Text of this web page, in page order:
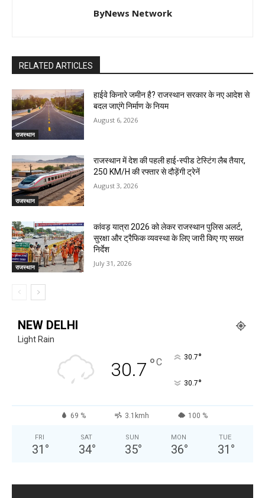
ByNews Network
RELATED ARTICLES
राजस्थान
हाईवे किनारे जमीन है? राजस्थान सरकार के नए आदेश से
बदल जाएंगे निर्माण के नियम
August 6, 2026
राजस्थान
राजस्थान में देश की पहली हाई-स्पीड टेस्टिंग लैब तैयार,
250 KM/H की रफ्तार से दौड़ेंगी ट्रेनें
August 3, 2026
राजस्थान
कांवड़ यात्रा 2026 को लेकर राजस्थान पुलिस अलर्ट,
सुरक्षा और ट्रैफिक व्यवस्था के लिए जारी किए गए सख्त
निर्देश
July 31, 2026
NEW DELHI
Light Rain
30.7 °C 30.7°
30.7°
69 % 3.1kmh 100 %
FRI
31 °
SAT
34°
SUN
35°
MON
36°
TUE
31 °